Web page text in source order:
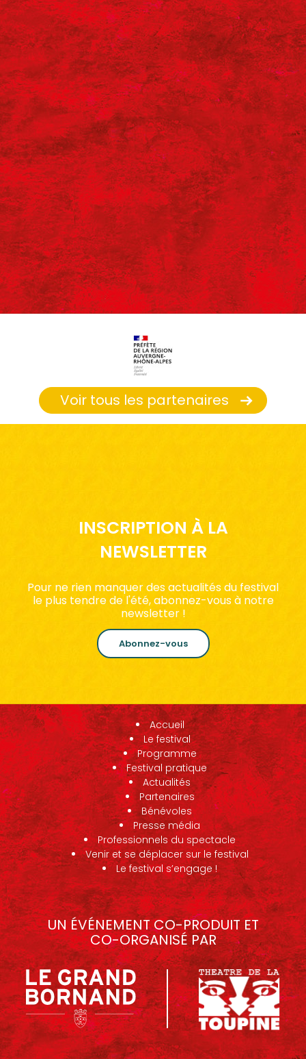
Voir tous les partenaires
INSCRIPTION À LA
NEWSLETTER
Pour ne rien manquer des actualités du festival
le plus tendre de l'été, abonnez-vous à notre
newsletter !
Abonnez-vous
Accueil
Le festival
Programme
Festival pratique
Actualités
Partenaires
Bénévoles
Presse média
Professionnels du spectacle
Venir et se déplacer sur le festival
Le festival s’engage !
UN ÉVÉNEMENT CO-PRODUIT ET
CO-ORGANISÉ PAR